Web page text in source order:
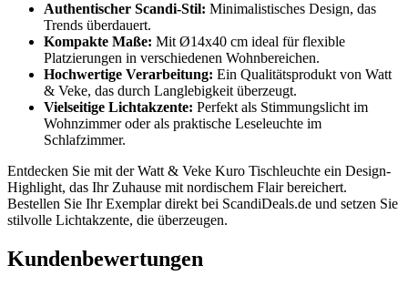
Authentischer Scandi-Stil: Minimalistisches Design, das
Trends überdauert.
Kompakte Maße: Mit Ø14x40 cm ideal für flexible
Platzierungen in verschiedenen Wohnbereichen.
Hochwertige Verarbeitung: Ein Qualitätsprodukt von Watt
& Veke, das durch Langlebigkeit überzeugt.
Vielseitige Lichtakzente: Perfekt als Stimmungslicht im
Wohnzimmer oder als praktische Leseleuchte im
Schlafzimmer.
Entdecken Sie mit der Watt & Veke Kuro Tischleuchte ein Design-
Highlight, das Ihr Zuhause mit nordischem Flair bereichert.
Bestellen Sie Ihr Exemplar direkt bei ScandiDeals.de und setzen Sie
stilvolle Lichtakzente, die überzeugen.
Kundenbewertungen